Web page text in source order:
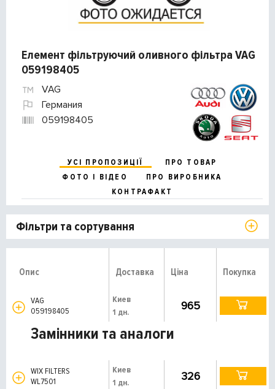
Елемент фільтруючий оливного фільтра VAG
059198405
VAG
Германия
059198405
УСІ ПРОПОЗИЦІЇ
ПРО ТОВАР
ФОТО І ВІДЕО
ПРО ВИРОБНИКА
КОНТРАФАКТ
Фільтри та сортування
Опис Доставка Ціна Покупка
VAG
059198405
Киев
1 дн.
965
Замінники та аналоги
WIX FILTERS
WL7501
Киев
1 дн.
326